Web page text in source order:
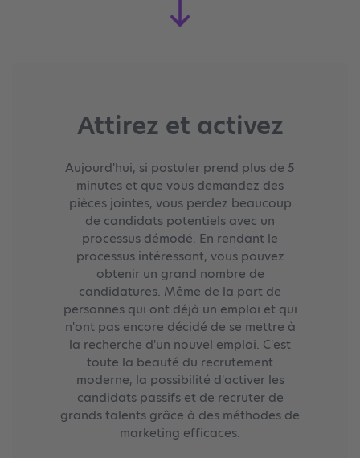
Attirez et activez
Aujourd'hui, si postuler prend plus de 5
minutes et que vous demandez des
pièces jointes, vous perdez beaucoup
de candidats potentiels avec un
processus démodé. En rendant le
processus intéressant, vous pouvez
obtenir un grand nombre de
candidatures. Même de la part de
personnes qui ont déjà un emploi et qui
n'ont pas encore décidé de se mettre à
la recherche d'un nouvel emploi. C'est
toute la beauté du recrutement
moderne, la possibilité d'activer les
candidats passifs et de recruter de
grands talents grâce à des méthodes de
marketing efficaces.